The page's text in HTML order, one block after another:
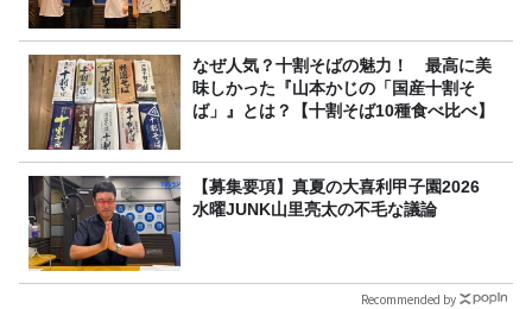
なぜ人気？十割そばの魅力！ 最高に美
味しかった『山本かじの「国産十割そ
ば」』とは？【十割そば10種食べ比べ】
【募集要項】真夏の大喜利甲子園2026
水曜JUNK山里亮太の不毛な議論
Recommended by